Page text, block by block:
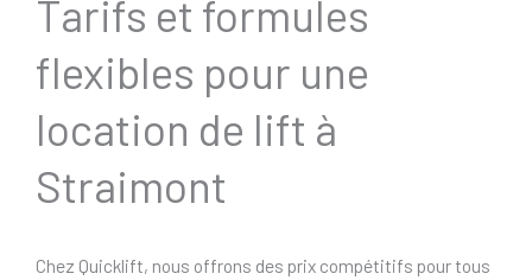
Tarifs et formules
flexibles pour une
location de lift à
Straimont
Chez Quicklift, nous offrons des prix compétitifs pour tous